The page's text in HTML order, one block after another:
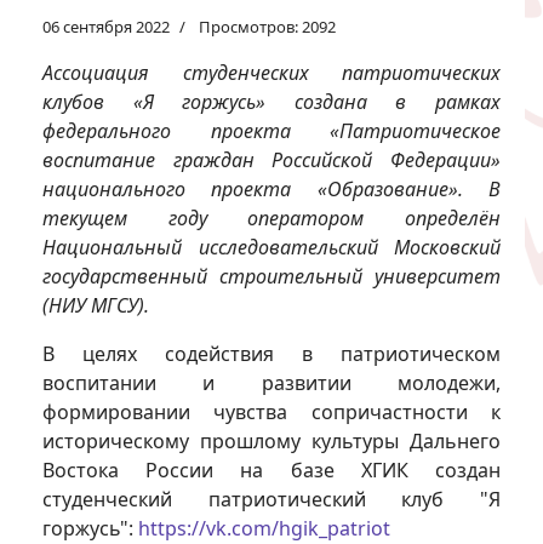
06 сентября 2022 Просмотров: 2092
Ассоциация студенческих патриотических
клубов «Я горжусь» создана в рамках
федерального проекта «Патриотическое
воспитание граждан Российской Федерации»
национального проекта «Образование». В
текущем году оператором определён
Национальный исследовательский Московский
государственный строительный университет
(НИУ МГСУ).
В целях содействия в патриотическом
воспитании и развитии молодежи,
формировании чувства сопричастности к
историческому прошлому культуры Дальнего
Востока России на базе ХГИК создан
студенческий патриотический клуб "Я
горжусь": https://vk.com/hgik_patriot